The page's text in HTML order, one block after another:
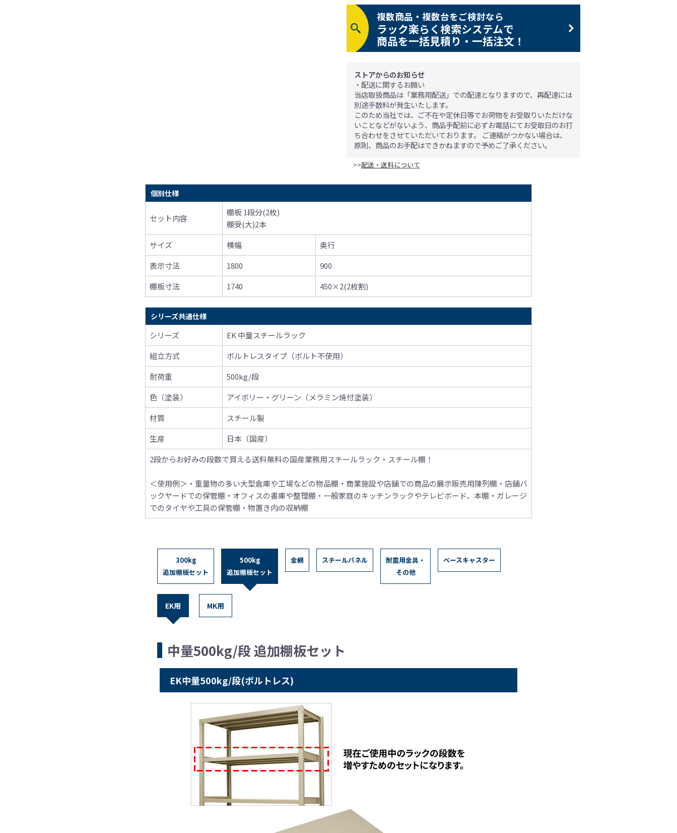
複数商品・複数台をご検討なら
ラック楽らく検索システムで
商品を一括見積り・一括注文！
ストアからのお知らせ
・配送に関するお願い
当店取扱商品は「業務用配送」での配達となりますので、再配達には
別途手数料が発生いたします。
このため当社では、ご不在や定休日等でお荷物をお受取りいただけな
いことなどがないよう、商品手配前に必ずお電話にてお受取日のお打
ち合わせをさせていただいております。
ご連絡がつかない場合は、
原則、商品のお手配はできかねますので予めご了承ください。
>>配送・送料について
個別仕様
セット内容
棚板 1段分(2枚)
棚受(大)2本
サイズ
横幅
奥行
表示寸法
1800
900
棚板寸法
1740 450×2(2枚割)
シリーズ共通仕様
シリーズ
EK 中量スチールラック
組立方式
ボルトレスタイプ（ボルト不使用）
耐荷重
500kg/段
色（塗装）
アイボリー・グリーン（メラミン焼付塗装）
材質
スチール製
生産
日本（国産）
2段からお好みの段数で買える送料無料の国産業務用スチールラック・スチール棚！
＜使用例＞ ・重量物の多い大型倉庫や工場などの物品棚 ・商業施設や店舗での商品の展示販売用陳列棚 ・店舗バ
ックヤードでの保管棚 ・オフィスの書庫や整理棚 ・一般家庭のキッチンラックやテレビボード、本棚 ・ガレージ
でのタイヤや工具の保管棚 ・物置き内の収納棚
300kg
追加棚板セット
500kg
追加棚板セット
金網 スチールパネル
耐震用金具・
その他
ベースキャスター
EK用 MK用
中量500kg/段 追加棚板セット
EK中量500kg/段(ボルトレス)